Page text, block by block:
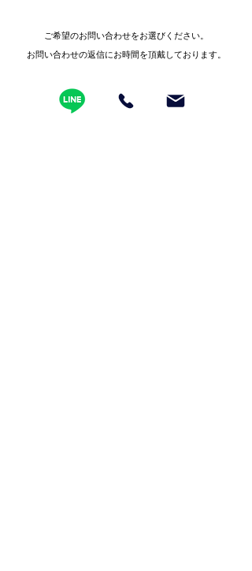
ご希望のお問い合わせをお選びください。
お問い合わせの返信にお時間を頂戴しております。